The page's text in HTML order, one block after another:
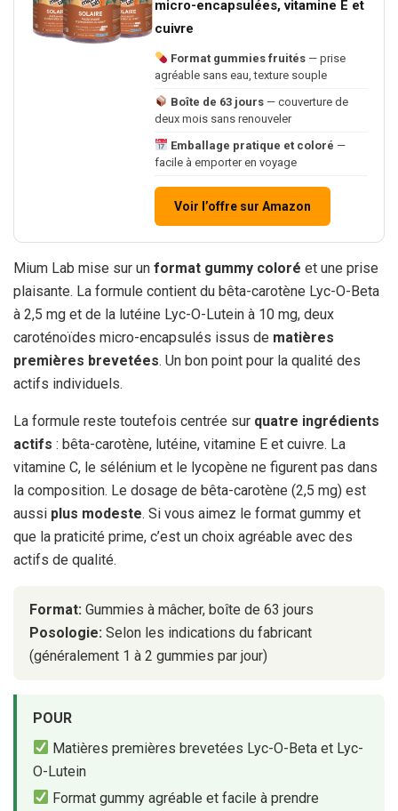
micro-encapsulées, vitamine E et
cuivre
Format gummies fruités— prise
agréable sans eau, texture souple
Boîte de 63 jours— couverture de
deux mois sans renouveler
Emballage pratique et coloré —
facile à emporter en voyage
Voir l’offre sur Amazon
Mium Lab mise sur un format gummy coloré et une prise
plaisante. La formule contient du bêta-carotène Lyc-O-Beta
à 2,5 mg et de la lutéine Lyc-O-Lutein à 10 mg, deux
caroténoïdes micro-encapsulés issus de matières
premières brevetées. Un bon point pour la qualité des
actifs individuels.
La formule reste toutefois centrée sur quatre ingrédients
actifs : bêta-carotène, lutéine, vitamine E et cuivre. La
vitamine C, le sélénium et le lycopène ne figurent pas dans
la composition. Le dosage de bêta-carotène (2,5 mg) est
aussi plus modeste. Si vous aimez le format gummy et
que la praticité prime, c’est un choix agréable avec des
actifs de qualité.
Format: Gummies à mâcher, boîte de 63 jours
Posologie: Selon les indications du fabricant
(généralement 1 à 2 gummies par jour)
POUR
Matières premières brevetées Lyc-O-Beta et Lyc-
O-Lutein
Format gummy agréable et facile à prendre